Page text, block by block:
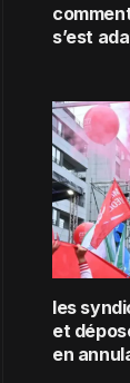
s’est
les
et
en